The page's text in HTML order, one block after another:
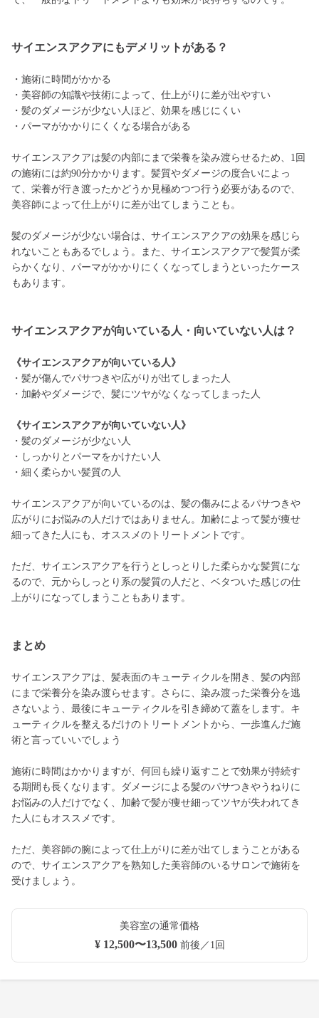
サイエンスアクアにもデメリットがある？
・施術に時間がかかる
・美容師の知識や技術によって、仕上がりに差が出やすい
・髪のダメージが少ない人ほど、効果を感じにくい
・パーマがかかりにくくなる場合がある
サイエンスアクアは髪の内部にまで栄養を染み渡らせるため、1回
の施術には約90分かかります。髪質やダメージの度合いによっ
て、栄養が行き渡ったかどうか見極めつつ行う必要があるので、
美容師によって仕上がりに差が出てしまうことも。
髪のダメージが少ない場合は、サイエンスアクアの効果を感じら
れないこともあるでしょう。また、サイエンスアクアで髪質が柔
らかくなり、パーマがかかりにくくなってしまうといったケース
もあります。
サイエンスアクアが向いている人・向いていない人は？
《サイエンスアクアが向いている人》
・髪が傷んでパサつきや広がりが出てしまった人
・加齢やダメージで、髪にツヤがなくなってしまった人
《サイエンスアクアが向いていない人》
・髪のダメージが少ない人
・しっかりとパーマをかけたい人
・細く柔らかい髪質の人
サイエンスアクアが向いているのは、髪の傷みによるパサつきや
広がりにお悩みの人だけではありません。加齢によって髪が痩せ
細ってきた人にも、オススメのトリートメントです。
ただ、サイエンスアクアを行うとしっとりした柔らかな髪質にな
るので、元からしっとり系の髪質の人だと、ベタついた感じの仕
上がりになってしまうこともあります。
まとめ
サイエンスアクアは、髪表面のキューティクルを開き、髪の内部
にまで栄養分を染み渡らせます。さらに、染み渡った栄養分を逃
さないよう、最後にキューティクルを引き締めて蓋をします。キ
ューティクルを整えるだけのトリートメントから、一歩進んだ施
術と言っていいでしょう
施術に時間はかかりますが、何回も繰り返すことで効果が持続す
る期間も長くなります。ダメージによる髪のパサつきやうねりに
お悩みの人だけでなく、加齢で髪が痩せ細ってツヤが失われてき
た人にもオススメです。
ただ、美容師の腕によって仕上がりに差が出てしまうことがある
ので、サイエンスアクアを熟知した美容師のいるサロンで施術を
受けましょう。
美容室の通常価格
¥ 12,500〜13,500前後／1回